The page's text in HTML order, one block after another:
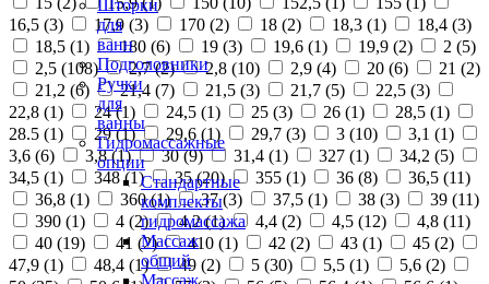
Шторки
для
ванн
Подголовники
Ручки
для
ванны
Гидромассажные
опции
Стандартные
комплекты
гидромассажа
Массаж
общий
16,5 (3) 17,9 (3) 170 (2) 18 (2) 18,3 (1) 18,4 (3)
18,5 (1) 180 (6) 19 (3) 19,6 (1) 19,9 (2) 2 (5)
2,5 (108) 2,7 (2) 2,8 (10) 2,9 (4) 20 (6) 21 (2)
21,2 (6) 21,4 (7) 21,5 (3) 21,7 (5) 22,5 (3)
22,8 (1) 24 (1) 24,5 (1) 25 (3) 26 (1) 28,5 (1)
28.5 (1) 29 (1) 29,6 (1) 29,7 (3) 3 (10) 3,1 (1)
3,6 (6) 3,8 (1) 30 (9) 31,4 (1) 327 (1) 34,2 (5)
34,5 (1) 348 (1) 35 (20) 355 (1) 36 (8) 36,5 (11)
36,8 (1) 360 (1) 37 (3) 37,5 (1) 38 (3) 39 (11)
390 (1) 4 (2) 4,2 (1) 4,4 (2) 4,5 (12) 4,8 (11)
40 (19) 41 (2) 410 (1) 42 (2) 43 (1) 45 (2)
47,9 (1) 48,4 (1) 49 (2) 5 (30) 5,5 (1) 5,6 (2)